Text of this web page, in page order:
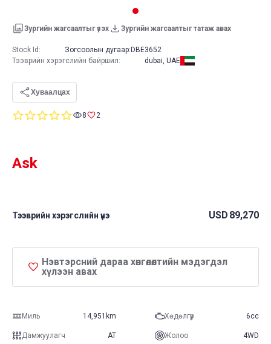
Зургийн жагсаалтыг үзэх Зургийн жагсаалтыг татаж авах
0.08 2
Ask
Тээврийн хэрэгслийн үнэ USD 89,270
Нэвтэрсний дараа хөнгөлөлтийн мэдэгдэл
хүлээн авах
Миль 14,951km Хөдөлгүүр 6cc
Дамжуулагч AT Жолоо 4WD
Stock Id: Зогсоолын дугаар: DBE3652
Тээврийн хэрэгслийн байршил: dubai, UAE
Хуваалцах